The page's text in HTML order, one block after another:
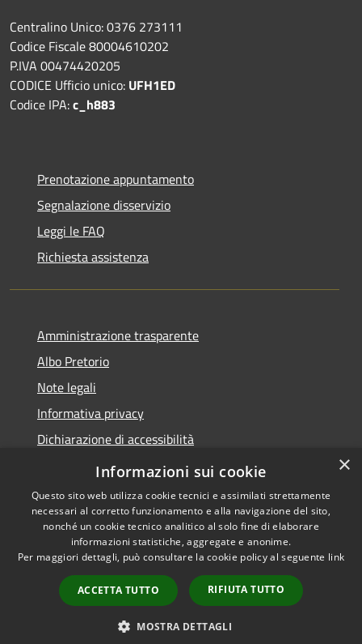
Centralino Unico: 0376 273111
Codice Fiscale 80004610202
P.IVA 00474420205
CODICE Ufficio unico: UFH1ED
Codice IPA:c_h883
Prenotazione appuntamento
Segnalazione disservizio
Leggi le FAQ
Richiesta assistenza
Amministrazione trasparente
Albo Pretorio
Note legali
Informativa privacy
Dichiarazione di accessibilità
Obiettivi di accessibilità
Accessibilità
Copyright © 2026 • Comune di
San Giorgio Bigarello •
Powered byMunicipium
Accesso redazione
×
Informazioni sui cookie
Questo sito web utilizza cookie tecnici e assimilati strettamente
necessari al corretto funzionamento e alla navigazione del sito,
nonché un cookie tecnico analitico al solo fine di elaborare
informazioni statistiche, aggregate e anonime.
Per maggiori dettagli, può consultare la cookie policy al seguente link
ACCETTA TUTTO RIFIUTA TUTTO
MOSTRA DETTAGLI